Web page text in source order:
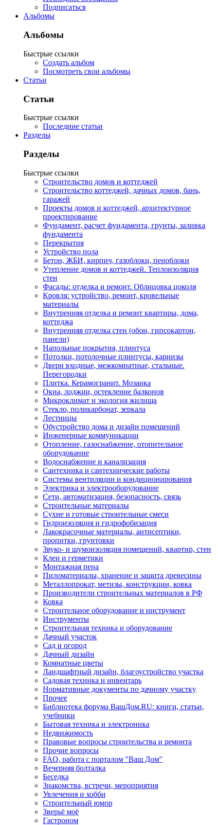
Подписаться
Альбомы
Альбомы
Быстрые ссылки
Создать альбом
Посмотреть свои альбомы
Статьи
Статьи
Быстрые ссылки
Последние статьи
Разделы
Разделы
Быстрые ссылки
Строительство домов и коттеджей
Строительство коттеджей, дачных домов, бань,
гаражей
Проекты домов и коттеджей, архитектурное
проектирование
Фундамент, расчет фундамента, грунты, заливка
фундамента
Перекрытия
Устройство пола
Бетон, ЖБИ, кирпич, газоблоки, пеноблоки
Утепление домов и коттеджей. Теплоизоляция
стен
Фасады: отделка и ремонт. Облицовка цоколя
Кровля: устройство, ремонт, кровельные
материалы
Внутренняя отделка и ремонт квартиры, дома,
коттеджа
Внутренняя отделка стен (обои, гипсокартон,
панели)
Напольные покрытия, плинтуса
Потолки, потолочные плинтусы, карнизы
Двери входные, межкомнатные, стальные.
Перегородки
Плитка. Керамогранит. Мозаика
Окна, лоджии, остекление балконов
Микроклимат и экология жилища
Стекло, поликарбонат, зеркала
Лестницы
Обустройство дома и дизайн помещений
Инженерные коммуникации
Отопление, газоснабжение, отопительное
оборудование
Водоснабжение и канализация
Сантехника и сантехнические работы
Системы вентиляции и кондиционирования
Электрика и электрооборудование
Сети, автоматизация, безопасность, связь
Строительные материалы
Сухие и готовые строительные смеси
Гидроизоляция и гидрофобизация
Лакокрасочные материалы, антисептики,
пропитки, грунтовки
Звуко- и шумоизоляция помещений, квартир, стен
Клеи и герметики
Монтажная пена
Пиломатериалы, хранение и защита древесины
Металлопрокат, метизы, конструкции, ковка
Производители строительных материалов в РФ
Ковка
Строительное оборудование и инструмент
Инструменты
Строительная техника и оборудование
Дачный участок
Сад и огород
Дачный дизайн
Комнатные цветы
Ландшафтный дизайн, благоустройство участка
Садовая техника и инвентарь
Нормативные документы по дачному участку
Прочее
Библиотека форума ВашДом.RU: книги, статьи,
учебники
Бытовая техника и электроника
Недвижимость
Правовые вопросы строительства и ремонта
Прочие вопросы
FAQ, работа с порталом "Ваш Дом"
Вечерняя болталка
Беседка
Знакомства, встречи, мероприятия
Увлечения и хобби
Строительный юмор
Зверьё моё
Гастроном